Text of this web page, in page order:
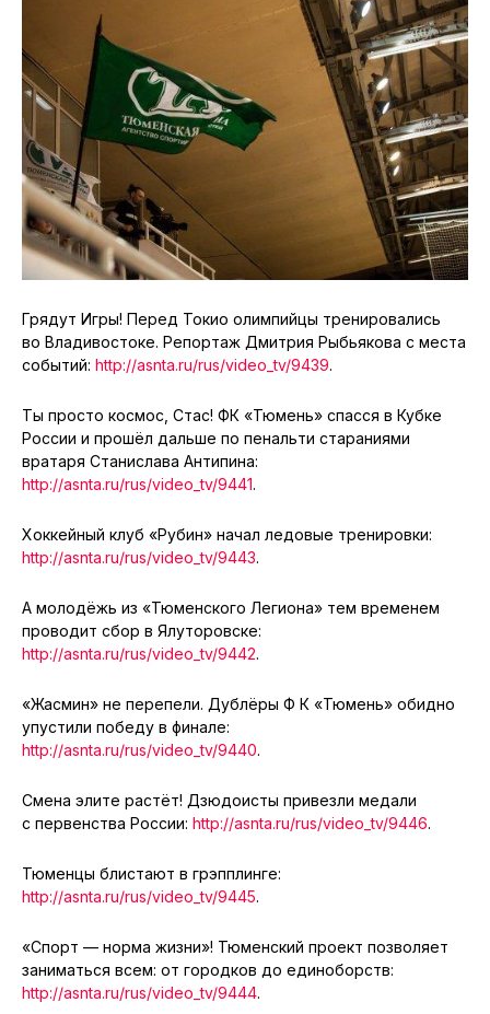
Грядут Игры! Перед Токио олимпийцы тренировались
во Владивостоке. Репортаж Дмитрия Рыбьякова с места
событий: http://asnta.ru/rus/video_tv/9439.
Ты просто космос, Стас! ФК «Тюмень» спасся в Кубке
России и прошёл дальше по пенальти стараниями
вратаря Станислава Антипина:
http://asnta.ru/rus/video_tv/9441.
Хоккейный клуб «Рубин» начал ледовые тренировки:
http://asnta.ru/rus/video_tv/9443.
А молодёжь из «Тюменского Легиона» тем временем
проводит сбор в Ялуторовске:
http://asnta.ru/rus/video_tv/9442.
«Жасмин» не перепели. Дублёры Ф К «Тюмень» обидно
упустили победу в финале:
http://asnta.ru/rus/video_tv/9440.
Смена элите растёт! Дзюдоисты привезли медали
с первенства России: http://asnta.ru/rus/video_tv/9446.
Тюменцы блистают в грэпплинге:
http://asnta.ru/rus/video_tv/9445.
«Спорт — норма жизни»! Тюменский проект позволяет
заниматься всем: от городков до единоборств:
http://asnta.ru/rus/video_tv/9444.